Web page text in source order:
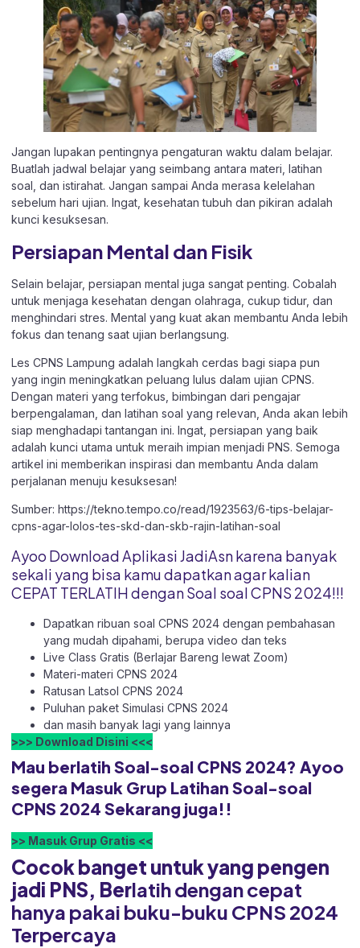
Jangan lupakan pentingnya pengaturan waktu dalam belajar.
Buatlah jadwal belajar yang seimbang antara materi, latihan
soal, dan istirahat. Jangan sampai Anda merasa kelelahan
sebelum hari ujian. Ingat, kesehatan tubuh dan pikiran adalah
kunci kesuksesan.
Persiapan Mental dan Fisik
Selain belajar, persiapan mental juga sangat penting. Cobalah
untuk menjaga kesehatan dengan olahraga, cukup tidur, dan
menghindari stres. Mental yang kuat akan membantu Anda lebih
fokus dan tenang saat ujian berlangsung.
Les CPNS Lampung adalah langkah cerdas bagi siapa pun
yang ingin meningkatkan peluang lulus dalam ujian CPNS.
Dengan materi yang terfokus, bimbingan dari pengajar
berpengalaman, dan latihan soal yang relevan, Anda akan lebih
siap menghadapi tantangan ini. Ingat, persiapan yang baik
adalah kunci utama untuk meraih impian menjadi PNS. Semoga
artikel ini memberikan inspirasi dan membantu Anda dalam
perjalanan menuju kesuksesan!
Sumber: https://tekno.tempo.co/read/1923563/6-tips-belajar-
cpns-agar-lolos-tes-skd-dan-skb-rajin-latihan-soal
Ayoo Download Aplikasi JadiAsn karena banyak
sekali yang bisa kamu dapatkan agar kalian
CEPAT TERLATIH dengan Soal soal CPNS 2024!!!
Dapatkan ribuan soal CPNS 2024 dengan pembahasan
yang mudah dipahami, berupa video dan teks
Live Class Gratis (Berlajar Bareng lewat Zoom)
Materi-materi CPNS 2024
Ratusan Latsol CPNS 2024
Puluhan paket Simulasi CPNS 2024
dan masih banyak lagi yang lainnya
>>> Download Disini <<<
Mau berlatih Soal-soal CPNS 2024? Ayoo
segera Masuk Grup Latihan Soal-soal
CPNS 2024 Sekarang juga!!
>> Masuk Grup Gratis <<
Cocok banget untuk yang pengen
jadi PNS, Berlatih dengan cepat
hanya pakai buku-buku CPNS 2024
Terpercaya